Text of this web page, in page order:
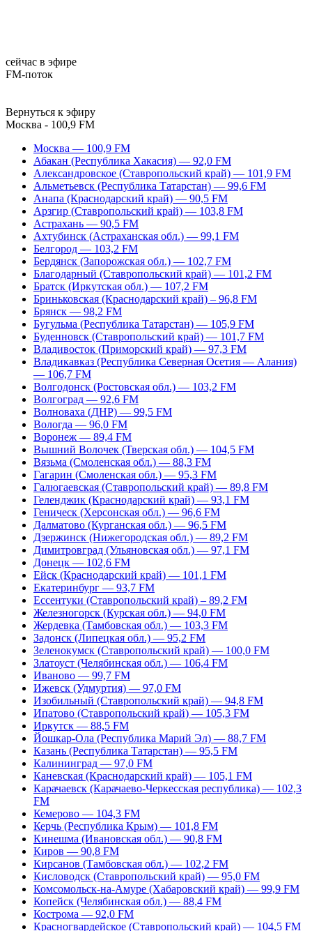
сейчас в эфире
FM-поток
Вернуться к эфиру
Москва - 100,9 FM
Москва — 100,9 FM
Абакан (Республика Хакасия) — 92,0 FM
Александровское (Ставропольский край) — 101,9 FM
Альметьевск (Республика Татарстан) — 99,6 FM
Анапа (Краснодарский край) — 90,5 FM
Арзгир (Ставропольский край) — 103,8 FM
Астрахань — 90,5 FM
Ахтубинск (Астраханская обл.) — 99,1 FM
Белгород — 103,2 FM
Бердянск (Запорожская обл.) — 102,7 FM
Благодарный (Ставропольский край) — 101,2 FM
Братск (Иркутская обл.) — 107,2 FM
Бриньковская (Краснодарский край) – 96,8 FM
Брянск — 98,2 FM
Бугульма (Республика Татарстан) — 105,9 FM
Буденновск (Ставропольский край) — 101,7 FM
Владивосток (Приморский край) — 97,3 FM
Владикавказ (Республика Северная Осетия — Алания)
— 106,7 FM
Волгодонск (Ростовская обл.) — 103,2 FM
Волгоград — 92,6 FM
Волноваха (ДНР) — 99,5 FM
Вологда — 96,0 FM
Воронеж — 89,4 FM
Вышний Волочек (Тверская обл.) — 104,5 FM
Вязьма (Смоленская обл.) — 88,3 FM
Гагарин (Смоленская обл.) — 95,3 FM
Галюгаевская (Ставропольский край) — 89,8 FM
Геленджик (Краснодарский край) — 93,1 FM
Геническ (Херсонская обл.) — 96,6 FM
Далматово (Курганская обл.) — 96,5 FM
Дзержинск (Нижегородская обл.) — 89,2 FM
Димитровград (Ульяновская обл.) — 97,1 FM
Донецк — 102,6 FM
Ейск (Краснодарский край) — 101,1 FM
Екатеринбург — 93,7 FM
Ессентуки (Ставропольский край) – 89,2 FM
Железногорск (Курская обл.) — 94,0 FM
Жердевка (Тамбовская обл.) — 103,3 FM
Задонск (Липецкая обл.) — 95,2 FM
Зеленокумск (Ставропольский край) — 100,0 FM
Златоуст (Челябинская обл.) — 106,4 FM
Иваново — 99,7 FM
Ижевск (Удмуртия) — 97,0 FM
Изобильный (Ставропольский край) — 94,8 FM
Ипатово (Ставропольский край) — 105,3 FM
Иркутск — 88,5 FM
Йошкар-Ола (Республика Марий Эл) — 88,7 FM
Казань (Республика Татарстан) — 95,5 FM
Калининград — 97,0 FM
Каневская (Краснодарский край) — 105,1 FM
Карачаевск (Карачаево-Черкесская республика) — 102,3
FM
Кемерово — 104,3 FM
Керчь (Республика Крым) — 101,8 FM
Кинешма (Ивановская обл.) — 90,8 FM
Киров — 90,8 FM
Кирсанов (Тамбовская обл.) — 102,2 FM
Кисловодск (Ставропольский край) — 95,0 FM
Комсомольск-на-Амуре (Хабаровский край) — 99,9 FM
Копейск (Челябинская обл.) — 88,4 FM
Кострома — 92,0 FM
Красногвардейское (Ставропольский край) — 104,5 FM